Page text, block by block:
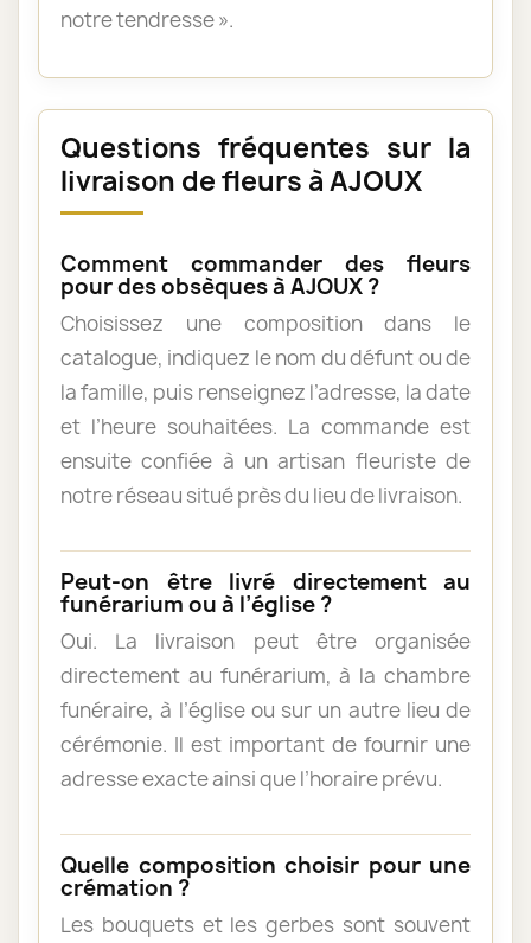
notre tendresse ».
Questions fréquentes sur la
livraison de fleurs à AJOUX
Comment commander des fleurs
pour des obsèques à AJOUX ?
Choisissez une composition dans le
catalogue, indiquez le nom du défunt ou de
la famille, puis renseignez l’adresse, la date
et l’heure souhaitées. La commande est
ensuite confiée à un artisan fleuriste de
notre réseau situé près du lieu de livraison.
Peut-on être livré directement au
funérarium ou à l’église ?
Oui. La livraison peut être organisée
directement au funérarium, à la chambre
funéraire, à l’église ou sur un autre lieu de
cérémonie. Il est important de fournir une
adresse exacte ainsi que l’horaire prévu.
Quelle composition choisir pour une
crémation ?
Les bouquets et les gerbes sont souvent